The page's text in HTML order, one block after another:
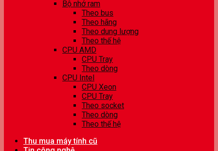
Bộ nhớ ram
Theo bus
Theo hãng
Theo dung lượng
Theo thế hệ
CPU AMD
CPU Tray
Theo dòng
CPU Intel
CPU Xeon
CPU Tray
Theo socket
Theo dòng
Theo thế hệ
Thu mua máy tính cũ